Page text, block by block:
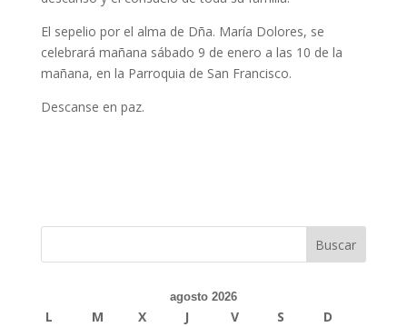
El sepelio por el alma de Dña. María Dolores, se
celebrará mañana sábado 9 de enero a las 10 de la
mañana, en la Parroquia de San Francisco.
Descanse en paz.
agosto 2026
L M X J V S
D